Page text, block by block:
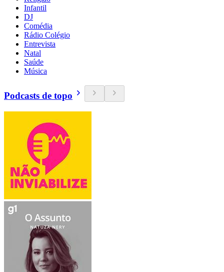
Infantil
DJ
Comédia
Rádio Colégio
Entrevista
Natal
Saúde
Música
Podcasts de topo